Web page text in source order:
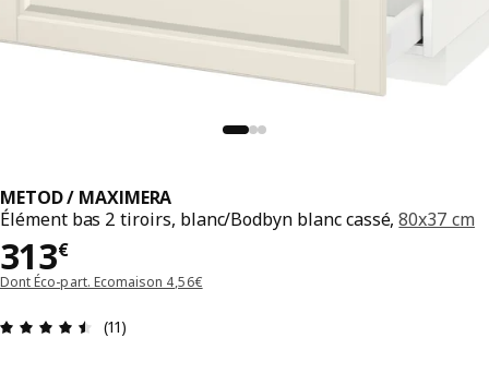
METOD / MAXIMERA
Élément bas 2 tiroirs, blanc/Bodbyn blanc cassé,80x37 cm
313€
Prix 313€
Dont Éco-part. Ecomaison 4,56€
Avis: 4.5 sur 5 étoiles Nombre total d'avis: 11
(11)